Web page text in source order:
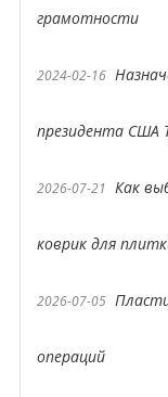
грамотности
2024-02-16
президента США
2026-07-21 Как
коврик для
2026-07-05
операций